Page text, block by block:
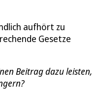
aufhört zu
Gesetze
Beitrag dazu leisten,